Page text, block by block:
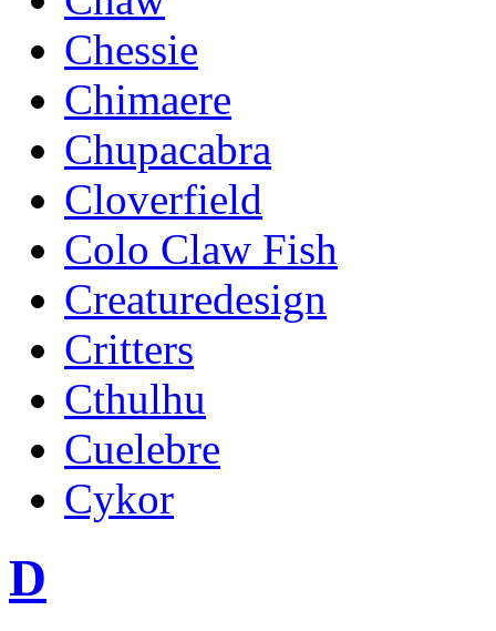
Chessie
Chimaere
Chupacabra
Cloverfield
Colo Claw Fish
Creaturedesign
Critters
Cthulhu
Cuelebre
Cykor
D